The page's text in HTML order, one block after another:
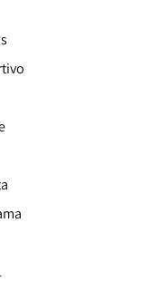
in new window
Opens in new window